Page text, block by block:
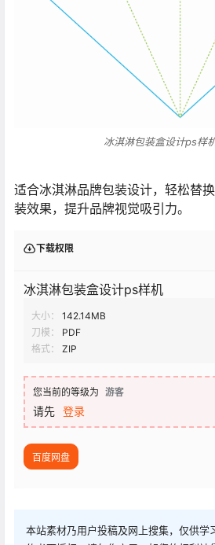
冰淇淋包装盒设计ps样
适合冰淇淋品牌包装设计，轻松替
装效果，提升品牌视觉吸引力。
下载权限
冰淇淋包装盒设计ps样机
大小：
142.14MB
刀模：
PDF
格式：
ZIP
您当前的等级为 游客
请先 登录
百度网盘
本站素材乃用户投稿及网上搜集，仅供学